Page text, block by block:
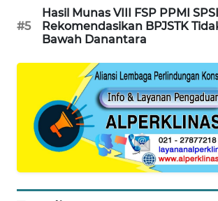
#5
Hasil Munas VIII FSP PPMI SPSI
Rekomendasikan BPJSTK
Bawah Danantara
FORJASIDA
TAMBANG
SITUNGIR
NEWS